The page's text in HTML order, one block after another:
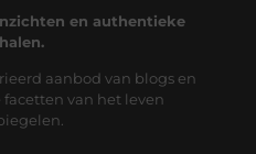
en authentieke
aanbod van blogs en
van het leven